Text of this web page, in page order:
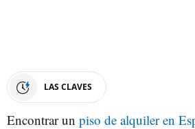
LAS CLAVES
Encontrar un piso de alquiler en